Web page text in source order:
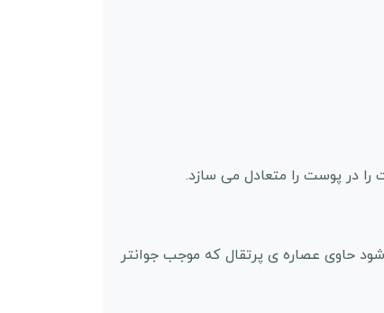
در پوست را متعادل می سازد.
حاوی عصاره ی پرتقال که موجب جوانتر